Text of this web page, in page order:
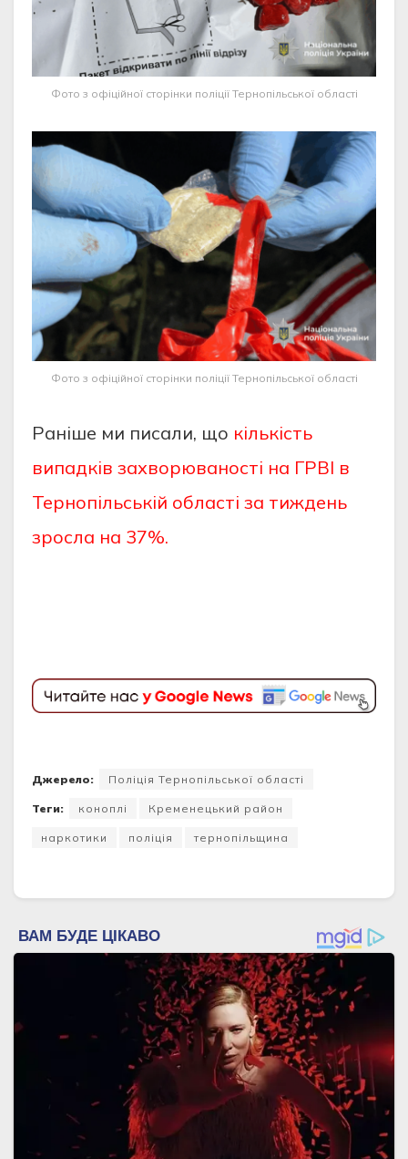
Фото з офіційної сторінки поліції Тернопільської області
Фото з офіційної сторінки поліції Тернопільської області
Раніше ми писали, що кількість
випадків захворюваності на ГРВІ в
Тернопільській області за тиждень
зросла на 37%.
Джерело: Поліція Тернопільської області
Теги: коноплі Кременецький район
наркотики поліція тернопільщина